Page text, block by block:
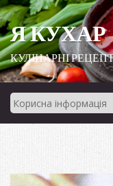
Я КУХАР
КУЛІНАРНІ